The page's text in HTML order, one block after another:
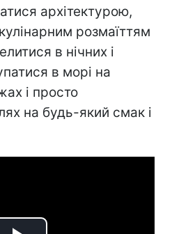
архітектурою,
розмаїттям
в нічних і
в морі на
і просто
на будь-який смак і